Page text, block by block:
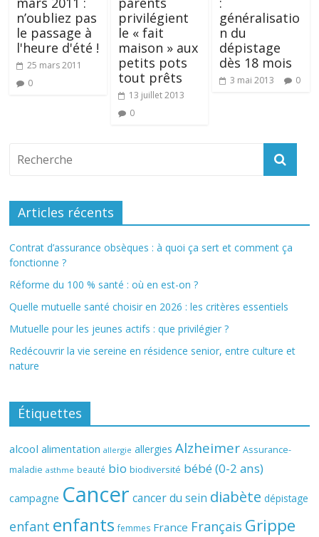
n’oubliez pas
le passage à
l'heure d'été !
25 mars 2011
0
privilégient
le « fait
maison » aux
petits pots
tout prêts
13 juillet 2013
0
généralisatio
n du
dépistage
dès 18 mois
3 mai 2013 0
Articles récents
Contrat d’assurance obsèques : à quoi ça sert et comment ça
fonctionne ?
Réforme du 100 % santé : où en est-on ?
Quelle mutuelle santé choisir en 2026 : les critères essentiels
Mutuelle pour les jeunes actifs : que privilégier ?
Redécouvrir la vie sereine en résidence senior, entre culture et
nature
Étiquettes
alcool alimentation allergie allergies Alzheimer Assurance-
maladie asthme beauté bio biodiversité bébé (0-2 ans)
campagne Cancer cancer du sein diabète dépistage
enfant enfants femmes France Français Grippe